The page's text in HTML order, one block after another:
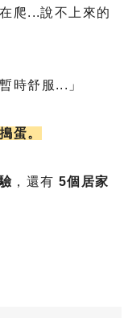
爬...說不上來的
時舒服...」
蛋。
，還有 5個居家